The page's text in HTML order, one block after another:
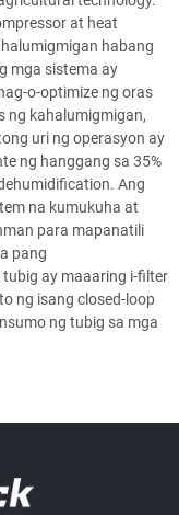
at heat
habang
mga sistema ay
o-optimize ng oras
ng kahalumigmigan,
uri ng operasyon ay
ng hanggang sa 35%
Ang
na kumukuha at
para mapanatili
pang
ay maaaring i-filter
ng isang closed-loop
ng tubig sa mga